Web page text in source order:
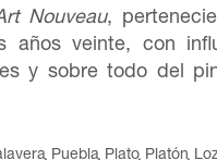
Nouveau,
años veinte, con
y sobre todo del
Puebla Plato Platón